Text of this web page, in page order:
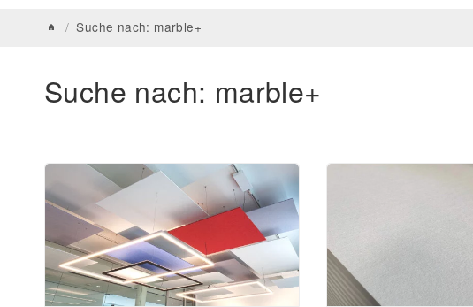
/ Suche nach: marble+
Suche nach: marble+